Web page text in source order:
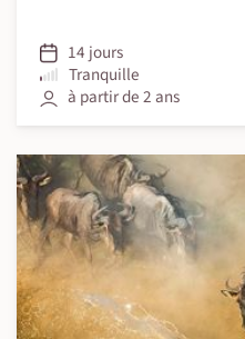
14 jours
Tranquille
à partir de 2 ans